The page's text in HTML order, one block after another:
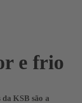
e frio
KSB são a